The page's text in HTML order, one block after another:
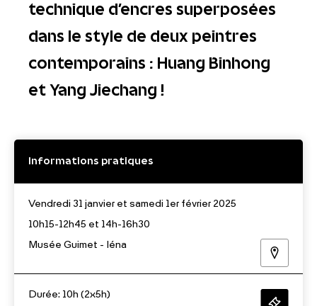
technique d’encres superposées
dans le style de deux peintres
contemporains : Huang Binhong
et Yang Jiechang !
Informations pratiques
Vendredi 31 janvier et samedi 1er février 2025
10h15-12h45 et 14h-16h30
Musée Guimet - Iéna
Durée: 10h (2x5h)